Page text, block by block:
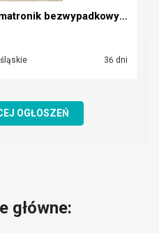
Mini Countryman 12r. klimatronik bezwypadkowy Cz-w...
36 dni
OGŁOSZEŃ
główne: